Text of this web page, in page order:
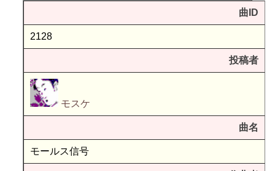
曲ID
2128
投稿者
モスケ
曲名
モールス信号